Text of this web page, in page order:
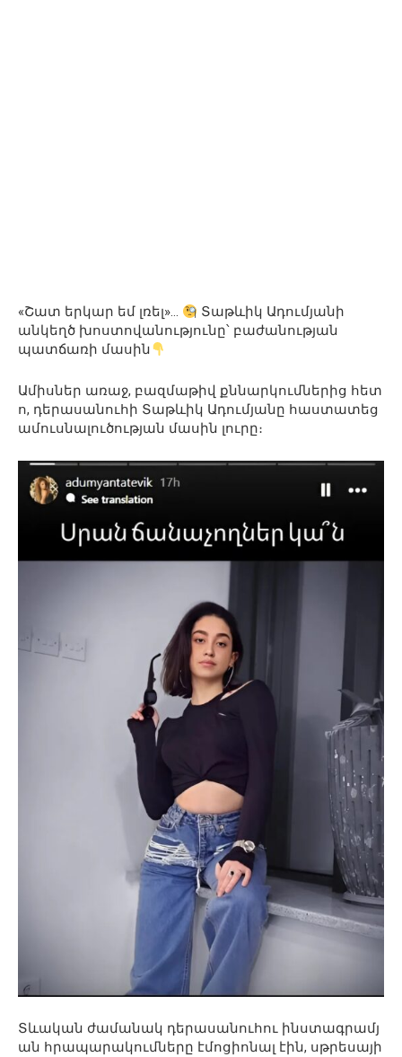
«Շատ երկար եմ լռել»…
Տաթևիկ Ադումյանի
անկեղծ խոստովանությունը՝ բաժանության
պատճառի մասին
Ամիսներ առաջ, բազմաթիվ քննարկումներից հետ
ո, դերասանուհի Տաթևիկ Ադումյանը հաստատեց
ամուսնալուծության մասին լուրը։
Տևական ժամանակ դերասանուհու ինստագրամյ
ան հրապարակումները էմոցիոնալ էին, սթրեսայի